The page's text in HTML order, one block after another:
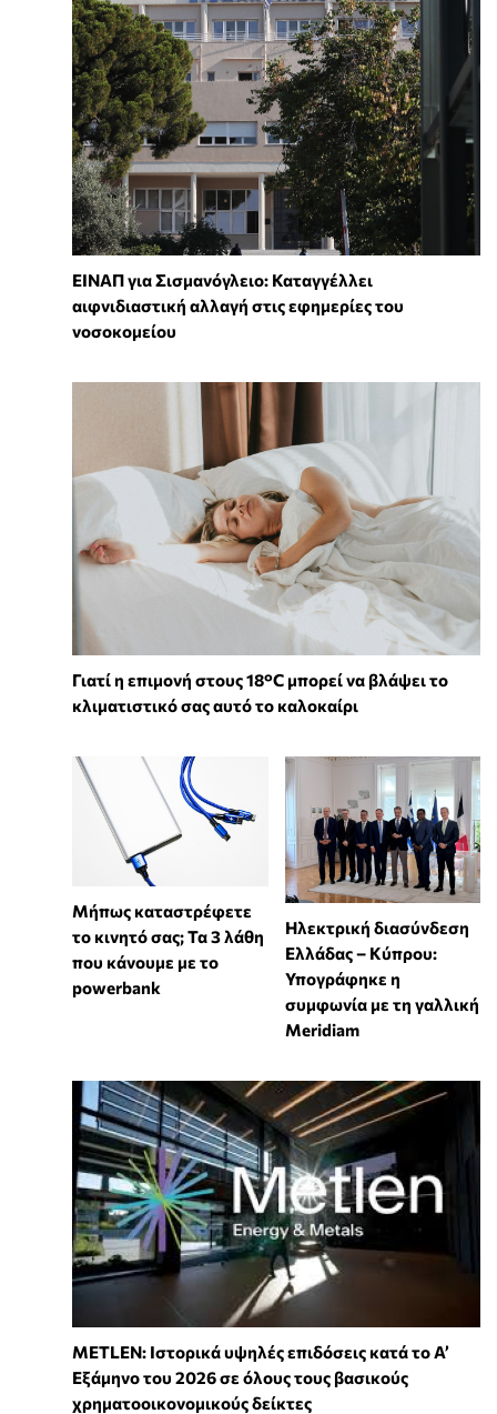
ΕΙΝΑΠ για Σισμανόγλειο: Καταγγέλλει
αιφνιδιαστική αλλαγή στις εφημερίες του
νοσοκομείου
Γιατί η επιμονή στους 18°C μπορεί να βλάψει το
κλιματιστικό σας αυτό το καλοκαίρι
Μήπως καταστρέφετε
το κινητό σας; Τα 3 λάθη
που κάνουμε με το
powerbank
Ηλεκτρική διασύνδεση
Ελλάδας – Κύπρου:
Υπογράφηκε η
συμφωνία με τη γαλλική
Meridiam
METLEN: Ιστορικά υψηλές επιδόσεις κατά το Α’
Εξάμηνο του 2026 σε όλους τους βασικούς
χρηματοοικονομικούς δείκτες